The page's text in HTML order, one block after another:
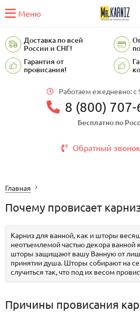
Меню
Доставка по всей
России и СНГ!
Гарантия от
провисания!
Работаем ежедневно: c
8 (800)
Бесплатно по
Обратный звонок
Главная
​Почему провисает
Карниз для ванной, как и шторы
неотъемлемой частью декора ванной
шторы защищают вашу Ванную от
принятии душа. Шторы собирают на
случиться так, что под их весом
Причины провисания